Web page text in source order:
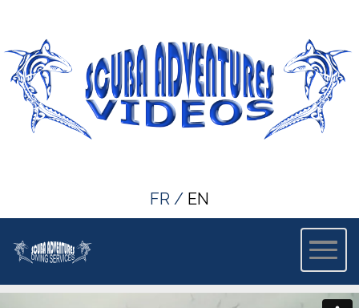
FR / EN